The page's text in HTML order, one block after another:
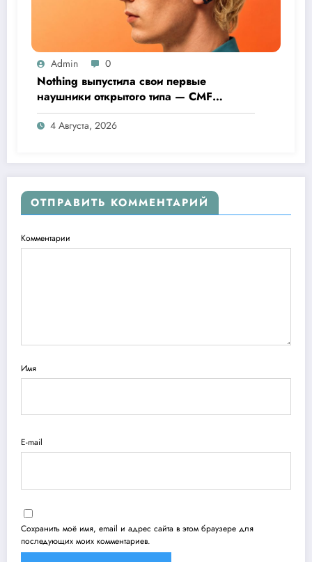
Admin 0
Nothing выпустила свои первые
наушники открытого типа — CMF
Clip Pro
4 Августа, 2026
ОТПРАВИТЬ КОММЕНТАРИЙ
Комментарии
Имя
E-mail
Сохранить моё имя, email и адрес сайта в этом браузере для
последующих моих комментариев.